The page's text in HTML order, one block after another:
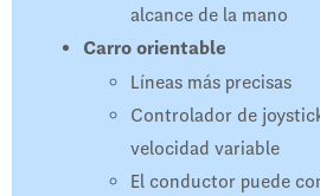
alcance de la mano
Carro orientable
Líneas más precisas
Controlador de
velocidad variable
El conductor puede